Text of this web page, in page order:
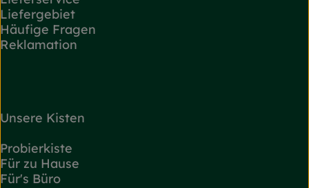
Liefergebiet
Häufige Fragen
Reklamation
Unsere Kisten
Probierkiste
Für zu Hause
Für's Büro